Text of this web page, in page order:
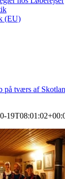
(EU)
på tværs af